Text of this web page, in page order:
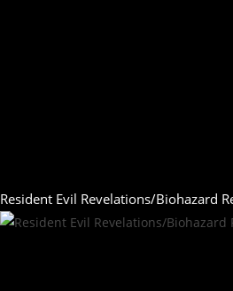
Resident Evil Revelations/Biohazard